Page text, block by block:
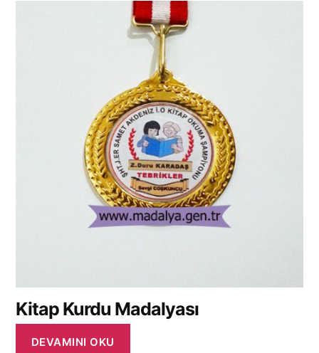
Kitap Kurdu Madalyası
DEVAMINI OKU